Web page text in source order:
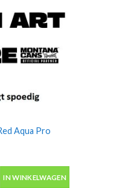
Aqua Pro
Aqua Pro Paint marker 8MM
IN WINKELWAGEN